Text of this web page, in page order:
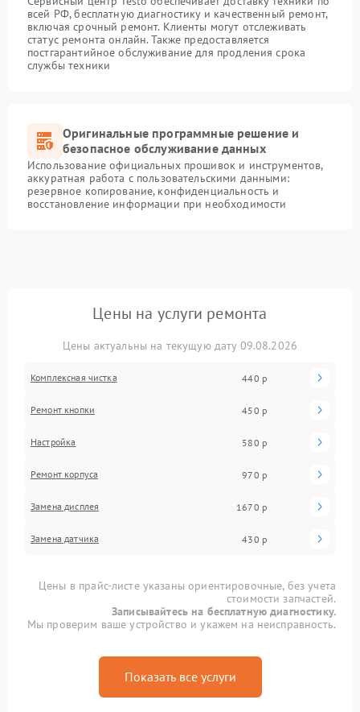
всей РФ, бесплатную диагностику и качественный ремонт,
включая срочный ремонт. Клиенты могут отслеживать
статус ремонта онлайн. Также предоставляется
постгарантийное обслуживание для продления срока
службы техники
Оригинальные программные решение и
безопасное обслуживание данных
Использование официальных прошивок и инструментов,
аккуратная работа с пользовательскими данными:
резервное копирование, конфиденциальность и
восстановление информации при необходимости
Цены на услуги ремонта
Цены актуальны на текущую дату 09.08.2026
Комплексная чистка 440 р
Ремонт кнопки 450 р
Настройка 580 р
Ремонт корпуса 970 р
Замена дисплея 1670 р
Замена датчика 430 р
Цены в прайс-листе указаны ориентировочные, без учета
стоимости запчастей.
Записывайтесь на бесплатную диагностику.
Мы проверим ваше устройство и укажем на неисправность.
Показать все услуги